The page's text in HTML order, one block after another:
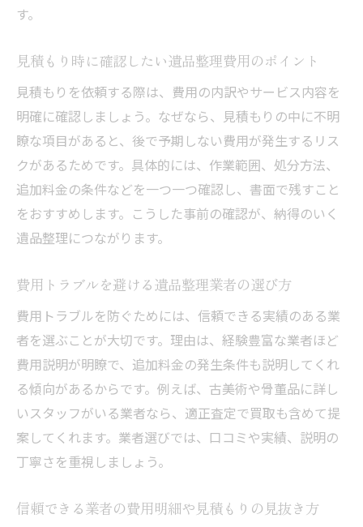
す。
見積もり時に確認したい遺品整理費用のポイント
見積もりを依頼する際は、費用の内訳やサービス内容を
明確に確認しましょう。なぜなら、見積もりの中に不明
瞭な項目があると、後で予期しない費用が発生するリス
クがあるためです。具体的には、作業範囲、処分方法、
追加料金の条件などを一つ一つ確認し、書面で残すこと
をおすすめします。こうした事前の確認が、納得のいく
遺品整理につながります。
費用トラブルを避ける遺品整理業者の選び方
費用トラブルを防ぐためには、信頼できる実績のある業
者を選ぶことが大切です。理由は、経験豊富な業者ほど
費用説明が明瞭で、追加料金の発生条件も説明してくれ
る傾向があるからです。例えば、古美術や骨董品に詳し
いスタッフがいる業者なら、適正査定で買取も含めて提
案してくれます。業者選びでは、口コミや実績、説明の
丁寧さを重視しましょう。
信頼できる業者の費用明細や見積もりの見抜き方